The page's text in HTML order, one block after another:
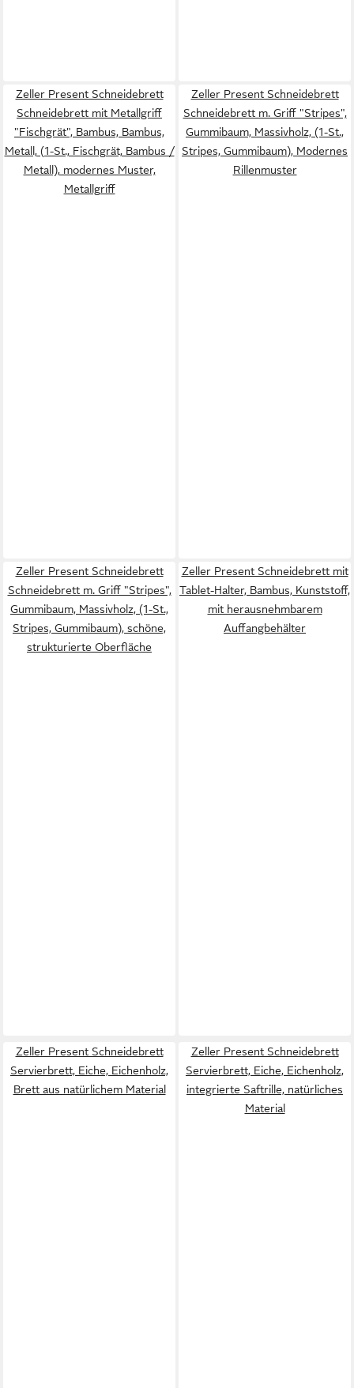
Zeller Present Schneidebrett
Schneidebrett mit Metallgriff
"Fischgrät", Bambus, Bambus,
Metall, (1-St., Fischgrät, Bambus /
Metall), modernes Muster,
Metallgriff
Zeller Present Schneidebrett
Schneidebrett m. Griff "Stripes",
Gummibaum, Massivholz, (1-St.,
Stripes, Gummibaum), Modernes
Rillenmuster
Zeller Present Schneidebrett
Schneidebrett m. Griff "Stripes",
Gummibaum, Massivholz, (1-St.,
Stripes, Gummibaum), schöne,
strukturierte Oberfläche
Zeller Present Schneidebrett mit
Tablet-Halter, Bambus, Kunststoff,
mit herausnehmbarem
Auffangbehälter
Zeller Present Schneidebrett
Servierbrett, Eiche, Eichenholz,
Brett aus natürlichem Material
Zeller Present Schneidebrett
Servierbrett, Eiche, Eichenholz,
integrierte Saftrille, natürliches
Material